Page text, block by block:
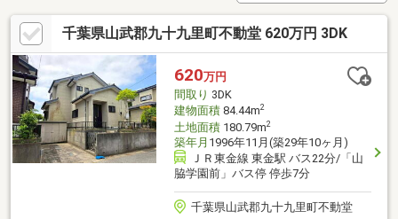
千葉県山武郡九十九里町不動堂 620万円 3DK
620万円
間取り 3DK
建物面積84.44m2
土地面積180.79m2
築年月 1996年11月(築29年10ヶ月)
ＪＲ東金線 東金駅 バス22分/「山
脇学園前」バス停 停歩7分
千葉県山武郡九十九里町不動堂